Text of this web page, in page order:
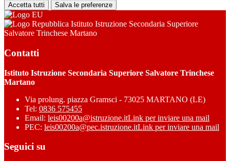
Accetta tutti Salva le preferenze
Istituto Istruzione Secondaria Superiore
Salvatore Trinchese Martano
Contatti
Istituto Istruzione Secondaria Superiore Salvatore Trinchese
Martano
Via prolung. piazza Gramsci - 73025 MARTANO (LE)
Tel: 0836 575455
Email: leis00200a@istruzione.itLink per inviare una mail
PEC: leis00200a@pec.istruzione.itLink per inviare una mail
Seguici su